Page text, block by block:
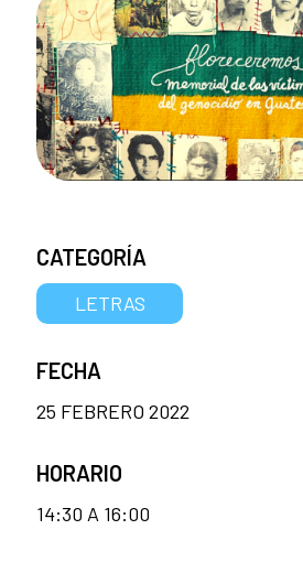
CATEGORÍA
LETRAS
FECHA
25 FEBRERO 2022
HORARIO
14:30 A 16:00